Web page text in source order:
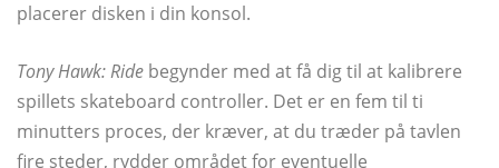
placerer disken i din konsol.
Tony Hawk: Ride begynder med at få dig til at kalibrere
spillets skateboard controller. Det er en fem til ti
minutters proces, der kræver, at du træder på tavlen
fire steder, rydder området for eventuelle